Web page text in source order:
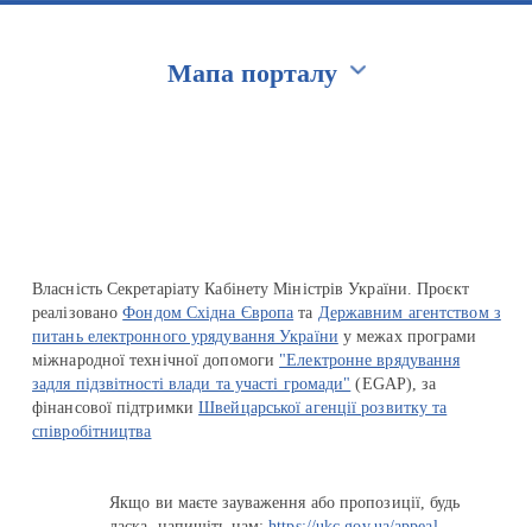
Мапа порталу
Власність Секретаріату Кабінету Міністрів України. Проєкт
реалізованоФондом Східна Європа та Державним агентством з
питань електронного урядування України у межах програми
міжнародної технічної допомоги "Електронне врядування
задля підзвітності влади та участі громади" (EGAP), за
фінансової підтримкиШвейцарської агенції розвитку та
співробітництва
Якщо ви маєте зауваження або пропозиції, будь